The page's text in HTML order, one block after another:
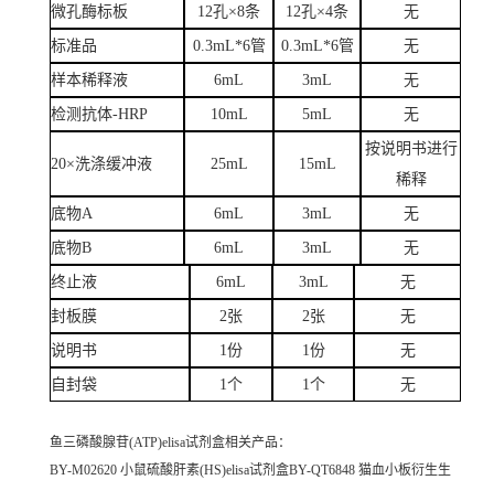
微孔酶标板 12孔×8条 12孔×4条 无
标准品 0.3mL*6管 0.3mL*6管 无
样本稀释液 6mL 3mL 无
检测抗体-HRP 10mL 5mL 无
20×洗涤缓冲液 25mL 15mL
按说明书进行
稀释
底物A 6mL 3mL 无
底物B 6mL 3mL 无
终止液 6mL 3mL 无
封板膜 2张 2张 无
说明书 1份 1份 无
自封袋 1个 1个 无
鱼三磷酸腺苷(ATP)elisa试剂盒相关产品：
BY-M02620 小鼠硫酸肝素(HS)elisa试剂盒BY-QT6848 猫血小板衍生生